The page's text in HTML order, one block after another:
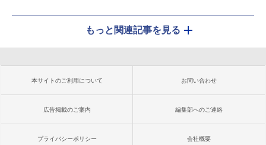
もっと関連記事を見る
本サイトのご利用について お問い合わせ
広告掲載のご案内 編集部へのご連絡
プライバシーポリシー 会社概要